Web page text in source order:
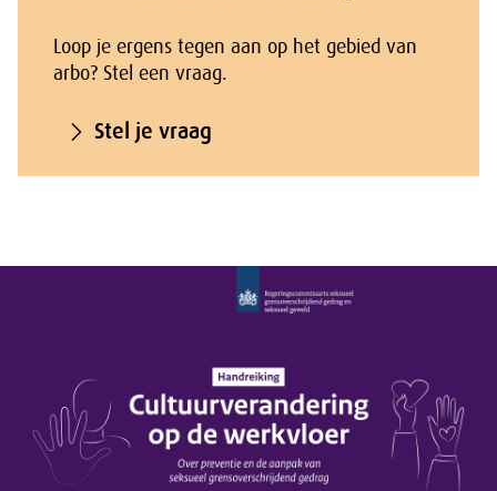
Loop je ergens tegen aan op het gebied van
arbo? Stel een vraag.
Stel je vraag